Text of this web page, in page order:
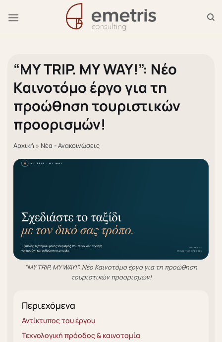
στο
“MY TRIP. MY WAY!”: Νέο
Καινοτόμο έργο για τη
προώθηση τουριστικών
προορισμών!
Αρχική » Νέα - Ανακοινώσεις
“MY TRIP. MY WAY!”: Νέο Καινοτόμο έργο για τη προώθηση
τουριστικών προορισμών!
Περιεχόμενα
Αντίκτυπος του έργου
Τεχνολογική πρόοδος & καινοτομία